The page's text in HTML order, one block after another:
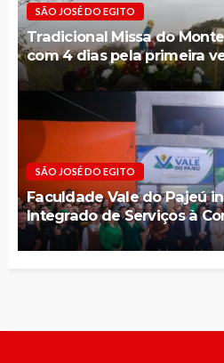
SÃO JOSÉ DO EGITO
Tradicional Missa do
com 4 dias pela primeira
SÃO JOSÉ DO EGITO
Faculdade Vale do Pajeú
Integrado de Serviços à